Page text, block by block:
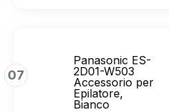
07
Panasonic ES-
2D01-W503
Accessorio per
Epilatore,
Bianco